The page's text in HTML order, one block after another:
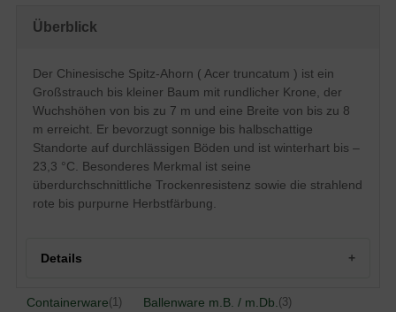
Blatt
Sommergrün, zunächst frischgrün,
Herbstfärbung strahlend rot bis purpur,
Austrieb orangerot, 5 lappig, herzförmig
Frucht
Fruchflügel, ca. 3 cm lang
Blüte
Gelbgrün
Blütezeit
Mai
Wurzeln
Flachwurzler bis Herzwurzler
Standort
Ahorn) ist aufgrund seiner Blattfarbe ein
Überblick
Der Chinesische Spitz-Ahorn ( Acer truncatum ) ist ein
Großstrauch bis kleiner Baum mit rundlicher Krone, der
Wuchshöhen von bis zu 7 m und eine Breite von bis zu 8
m erreicht. Er bevorzugt sonnige bis halbschattige
Standorte auf durchlässigen Böden und ist winterhart bis –
23,3 °C. Besonderes Merkmal ist seine
überdurchschnittliche Trockenresistenz sowie die strahlend
rote bis purpurne Herbstfärbung.
Details
Containerware(1) Ballenware m.B. / m.Db. (3)